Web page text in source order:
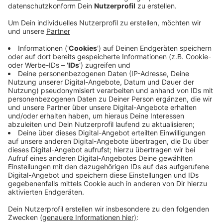
In Langerwehe ist Mittwochfrüh um kurz nach halb
sieben auf dem Radweg an der B264 ein Radfahrer aus
Aachen mit einem E-Scooter-Fahrer kollidiert.
Dabei ist der 56-jährige Aachener gestürzt und hat
sich schwere Verletzungen zugezogen.
Laut ersten Erkenntnissen der Polizei hat vermutlich
der E-Scooter den entgegenkommenden Radfahrer
trotz eingeschaltetem Licht nicht wahrgenommen.
Möglicherweise hat der E-Scooter-Fahrer, ein 45-
jähriger Mann aus Langerwehe, auch unter dem Einfluss
von Drogen gestanden. Ihm wurde ein Blutprobe
entnommen und sein Führerschein wurde
sichergestellt.
Der Sachschaden wird auf etwa 150 Euro geschätzt.
Anzeige